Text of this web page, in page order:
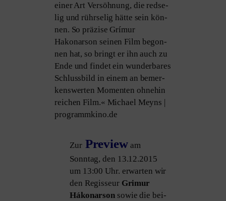
einer Art Versöhnung, die red­se­
lig und rühr­se­lig hät­te sein kön­
nen. So prä­zi­se Grímur
Hakonarson sei­nen Film begon­
nen hat, so bringt er ihn auch zu
Ende und fin­det ein wun­der­ba­res
Schlussbild in einem an bemer­
kens­wer­ten Momenten ohne­hin
rei­chen Film.« Michael Meyns |
programmkino.de
ZurPreviewam
Sonntag, den 13.12.2015
um 13:00 Uhr. erwar­ten wir
den Regisseur Grimur
Hákonarson sowie die bei­